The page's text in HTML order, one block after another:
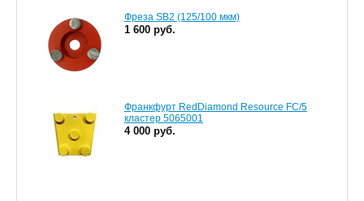
Фреза SB2 (125/100 мкм)
1 600 руб.
Франкфурт RedDiamond Resource FC/5
кластер 5065001
4 000 руб.